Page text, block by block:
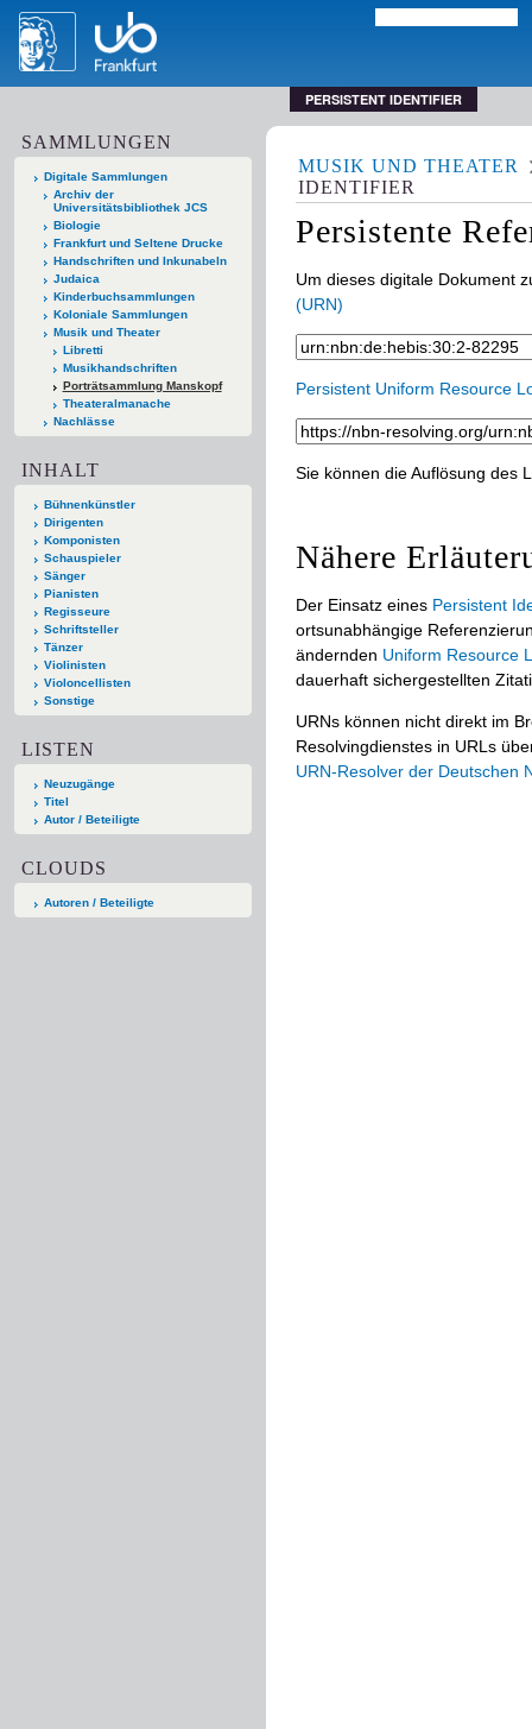
PERSISTENT IDENTIFIER
SAMMLUNGEN
Digitale Sammlungen
Archiv der
Universitätsbibliothek JCS
Biologie
Frankfurt und Seltene Drucke
Handschriften und Inkunabeln
Judaica
Kinderbuchsammlungen
Koloniale Sammlungen
Musik und Theater
Libretti
Musikhandschriften
Porträtsammlung Manskopf
Theateralmanache
Nachlässe
INHALT
Bühnenkünstler
Dirigenten
Komponisten
Schauspieler
Sänger
Pianisten
Regisseure
Schriftsteller
Tänzer
Violinisten
Violoncellisten
Sonstige
LISTEN
Neuzugänge
Titel
Autor / Beteiligte
CLOUDS
Autoren / Beteiligte
MUSIK UND THEATER
IDENTIFIER
Persistente
Um dieses digitale Dokument
(URN)
Persistent Uniform Resource
Sie können die Auflösung des
Nähere
Der Einsatz eines Persistent
ortsunabhängige
ändernden Uniform Resource
dauerhaft sichergestellten
URNs können nicht direkt im
Resolvingdienstes in URLs
URN-Resolver der Deutschen